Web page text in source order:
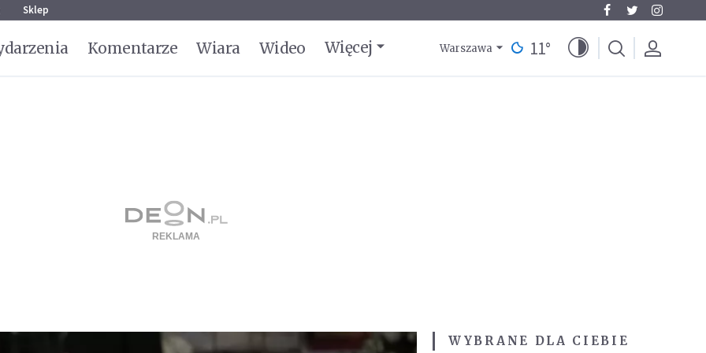
Sklep
Komentarze Wiara Wideo Więcej Warszawa 11°
WYBRANE DLA CIEBIE